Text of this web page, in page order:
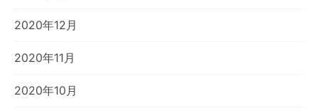
2020年12月
2020年11月
2020年10月